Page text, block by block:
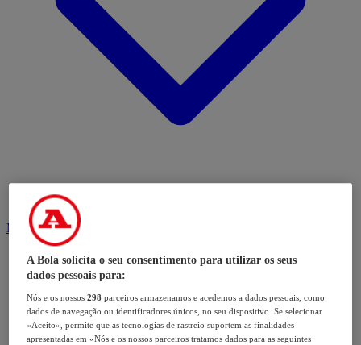
Modalidades
A Bola solicita o seu consentimento para utilizar os seus
dados pessoais para:
Nós e os nossos298 parceiros armazenamos e acedemos a dados pessoais, como
dados de navegação ou identificadores únicos, no seu dispositivo. Se selecionar
«Aceito», permite que as tecnologias de rastreio suportem as finalidades
apresentadas em «Nós e os nossos parceiros tratamos dados para as seguintes